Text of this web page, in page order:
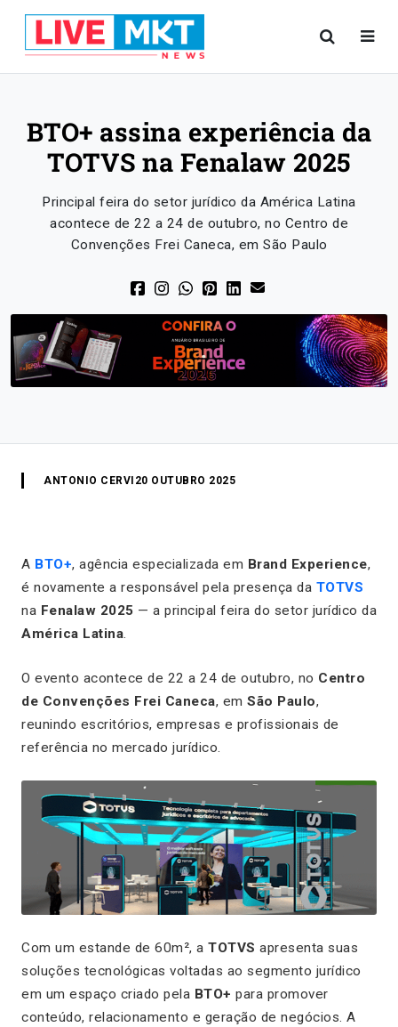
BTO+ assina experiência da
TOTVS na Fenalaw 2025
Principal feira do setor jurídico da América Latina
acontece de 22 a 24 de outubro, no Centro de
Convenções Frei Caneca, em São Paulo
ANTONIO CERVI 20 OUTUBRO 2025
A BTO+, agência especializada em Brand Experience,
é novamente a responsável pela presença da TOTVS
na Fenalaw 2025 — a principal feira do setor jurídico da
América Latina.
O evento acontece de 22 a 24 de outubro, no Centro
de Convenções Frei Caneca, em São Paulo,
reunindo escritórios, empresas e profissionais de
referência no mercado jurídico.
Com um estande de 60m², a TOTVS apresenta suas
soluções tecnológicas voltadas ao segmento jurídico
em um espaço criado pela BTO+ para promover
conteúdo, relacionamento e geração de negócios. A